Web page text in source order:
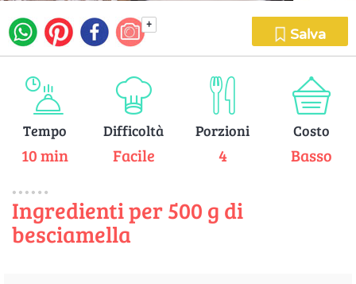
+
Salva
Tempo
10 min
Difficoltà
Facile
Porzioni
4
Costo
Basso
Ingredienti per 500 g di
besciamella